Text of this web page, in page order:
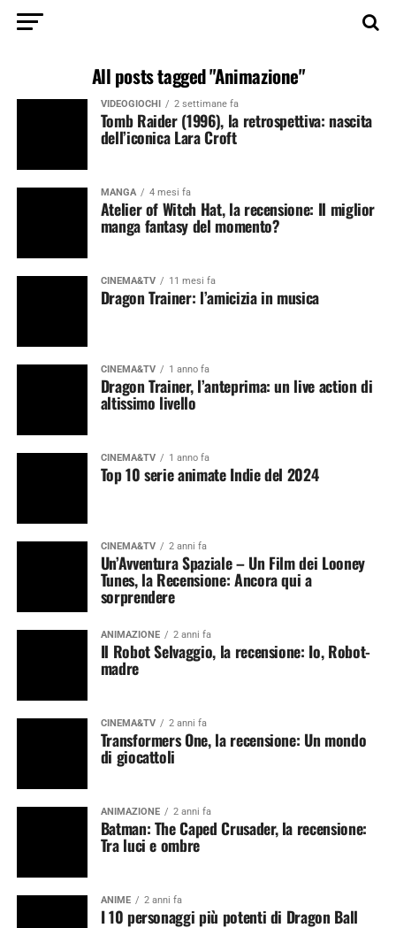
All posts tagged "Animazione"
VIDEOGIOCHI 2 settimane fa
Tomb Raider (1996), la retrospettiva: nascita
dell’iconica Lara Croft
MANGA 4 mesi fa
Atelier of Witch Hat, la recensione: Il miglior
manga fantasy del momento?
CINEMA&TV 11 mesi fa
Dragon Trainer: l’amicizia in musica
CINEMA&TV 1 anno fa
Dragon Trainer, l’anteprima: un live action di
altissimo livello
CINEMA&TV 1 anno fa
Top 10 serie animate Indie del 2024
CINEMA&TV 2 anni fa
Un’Avventura Spaziale – Un Film dei Looney
Tunes, la Recensione: Ancora qui a
sorprendere
ANIMAZIONE 2 anni fa
Il Robot Selvaggio, la recensione: Io, Robot-
madre
CINEMA&TV 2 anni fa
Transformers One, la recensione: Un mondo
di giocattoli
ANIMAZIONE 2 anni fa
Batman: The Caped Crusader, la recensione:
Tra luci e ombre
ANIME 2 anni fa
I 10 personaggi più potenti di Dragon Ball